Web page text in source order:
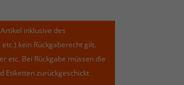
inklusive des
kein Rückgaberecht gilt.
etc. Bei Rückgabe müssen die
Etiketten zurückgeschickt